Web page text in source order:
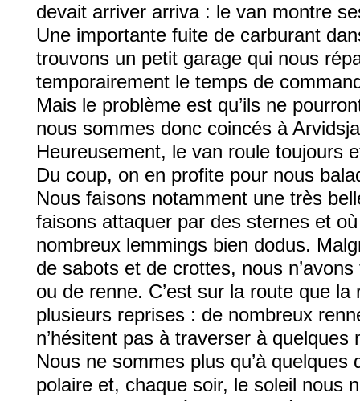
devait arriver arriva : le van montre
Une importante fuite de carburant
trouvons un petit garage qui nous
temporairement le temps de
Mais le problème est qu’ils ne
nous sommes donc coincés à
Heureusement, le van roule toujours
Du coup, on en profite pour nous
Nous faisons notamment une très
faisons attaquer par des sternes et
nombreux lemmings bien dodus.
de sabots et de crottes, nous
ou de renne. C’est sur la route que
plusieurs reprises : de nombreux
n’hésitent pas à traverser à quelques
Nous ne sommes plus qu’à
polaire et, chaque soir, le soleil nous